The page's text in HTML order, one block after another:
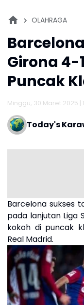
OLAHRAGA
Girona 4-
Puncak
Minggu, 30 Maret 2025 |
Today's
Barcelona sukses
pada lanjutan Liga
kokoh di puncak
Real Madrid.